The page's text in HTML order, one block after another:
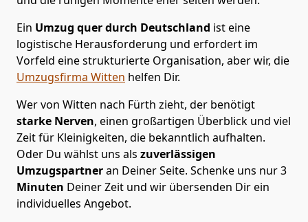
Ein Umzug quer durch Deutschland ist eine
logistische Herausforderung und erfordert im
Vorfeld eine strukturierte Organisation, aber wir, die
Umzugsfirma Witten helfen Dir.
Wer von Witten nach Fürth zieht, der benötigt
starke Nerven, einen großartigen Überblick und viel
Zeit für Kleinigkeiten, die bekanntlich aufhalten.
Oder Du wählst uns als zuverlässigen
Umzugspartneran Deiner Seite. Schenke uns nur3
Minuten Deiner Zeit und wir übersenden Dir ein
individuelles Angebot.